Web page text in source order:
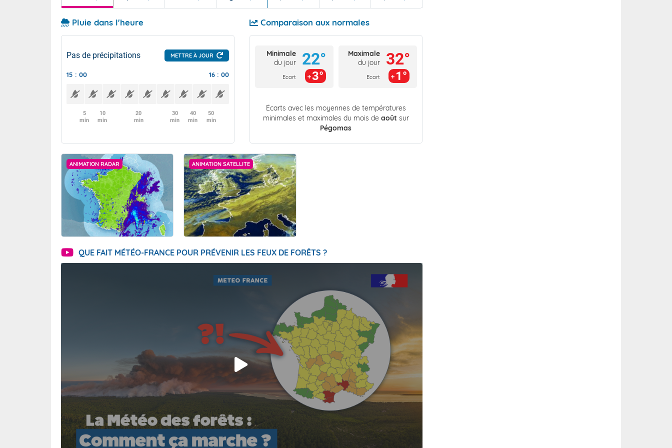
Pluie dans l'heure
Pas de précipitations METTRE À JOUR
15 : 00 16 : 00
5
min
10
min
20
min
30
min
40
min
50
min
Comparaison aux normales
Minimale
du jour
Ecart
22°
3°
Maximale
du jour
Ecart
32°
1°
Écarts avec les moyennes de températures
minimales et maximales du mois de août sur
Pégomas
ANIMATION RADAR ANIMATION SATELLITE
QUE FAIT MÉTÉO-FRANCE POUR PRÉVENIR LES FEUX DE FORÊTS ?